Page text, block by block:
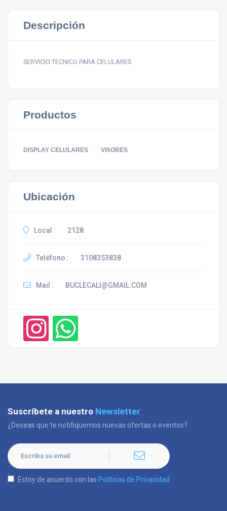
Descripción
SERVICIO TECNICO PARA CELULARES
Productos
DISPLAY CELULARES VISORES
Ubicación
Local : 2128
Teléfono : 3108353838
Mail : BUCLECALI@GMAIL.COM
Suscríbete a nuestro Newsletter
¿Deseas que te notifiquemos nuevas ofertas o eventos?
Estoy de acuerdo con las Políticas de Privacidad